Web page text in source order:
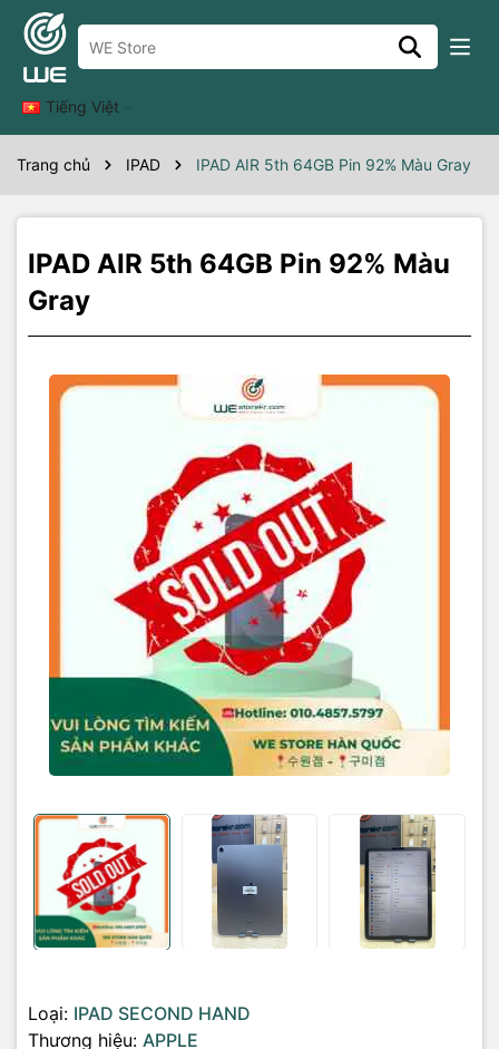
Tiếng Việt
Trang chủ IPAD IPAD AIR 5th 64GB Pin 92% Màu Gray
IPAD AIR 5th 64GB Pin 92% Màu
Gray
Loại: IPAD SECOND HAND
Thương hiệu: APPLE
Thông số kỹ thuật
Máy đẹp không xước